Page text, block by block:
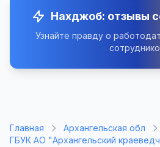
Нахджоб: отзывы
Узнайте правду о
Главная Архангельская обл
ГБУК АО "Архангельский